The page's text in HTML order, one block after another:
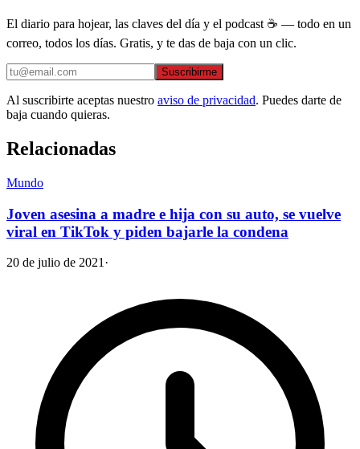
El diario para hojear, las claves del día y el podcast ☕ — todo en un
correo, todos los días. Gratis, y te das de baja con un clic.
Suscribirme
Al suscribirte aceptas nuestro aviso de privacidad. Puedes darte de
baja cuando quieras.
Relacionadas
Mundo
Joven asesina a madre e hija con su auto, se vuelve
viral en TikTok y piden bajarle la condena
20 de julio de 2021 ·